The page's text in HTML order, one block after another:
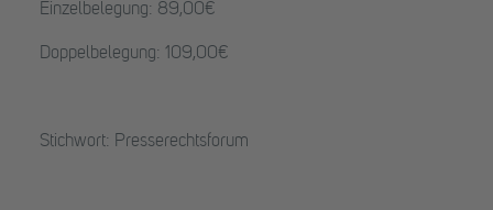
Einzelbelegung: 89,00€
Doppelbelegung: 109,00€
Stichwort: Presserechtsforum